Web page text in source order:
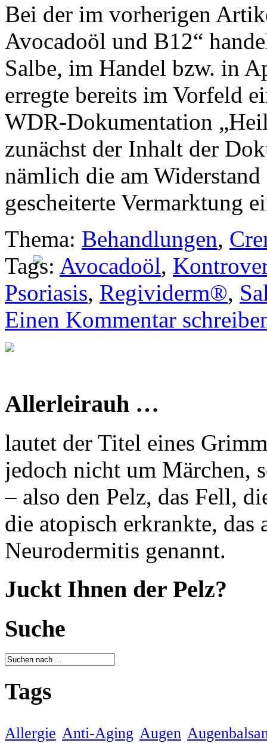
Bei der im vorherigen
Avocadoöl und B12“
Salbe, im Handel bzw. in
erregte bereits im Vorfeld
WDR-Dokumentation
zunächst der Inhalt der
nämlich die am
gescheiterte Vermarktung
Thema: Behandlungen,
Tags: Avocadoöl,
Psoriasis, Regividerm®,
Einen Kommentar
Allerleirauh …
lautet der Titel eines
jedoch nicht um Märchen,
– also den Pelz, das Fell,
die atopisch erkrankte,
Neurodermitis genannt.
Juckt Ihnen der Pelz?
Suche
Tags
Allergie Anti-Aging Augen